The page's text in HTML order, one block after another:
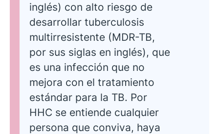
inglés) con alto riesgo de
desarrollar tuberculosis
multirresistente (MDR-TB,
por sus siglas en inglés), que
es una infección que no
mejora con el tratamiento
estándar para la TB. Por
HHC se entiende cualquier
persona que conviva, haya